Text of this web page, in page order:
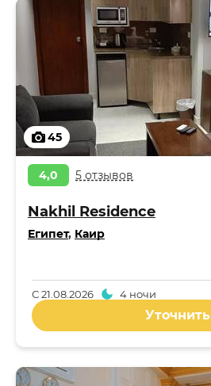
45
4,0 5 отзывов
Nakhil Residence
Египет, Каир
С21.08.2026 4 ночи
Уточнить